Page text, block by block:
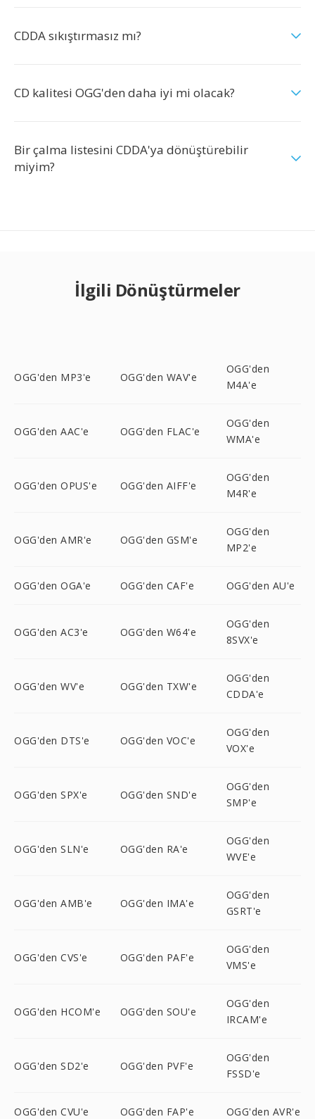
CDDA sıkıştırmasız mı?
CD kalitesi OGG'den daha iyi mi olacak?
Bir çalma listesini CDDA'ya dönüştürebilir
miyim?
İlgili Dönüştürmeler
OGG'den MP3'e OGG'den WAV'e
OGG'den
M4A'e
OGG'den AAC'e OGG'den FLAC'e
OGG'den
WMA'e
OGG'den OPUS'e OGG'den AIFF'e
OGG'den
M4R'e
OGG'den AMR'e OGG'den GSM'e
OGG'den
MP2'e
OGG'den OGA'e OGG'den CAF'e OGG'den AU'e
OGG'den AC3'e OGG'den W64'e
OGG'den
8SVX'e
OGG'den WV'e OGG'den TXW'e
OGG'den
CDDA'e
OGG'den DTS'e OGG'den VOC'e
OGG'den
VOX'e
OGG'den SPX'e OGG'den SND'e
OGG'den
SMP'e
OGG'den SLN'e OGG'den RA'e
OGG'den
WVE'e
OGG'den AMB'e OGG'den IMA'e
OGG'den
GSRT'e
OGG'den CVS'e OGG'den PAF'e
OGG'den
VMS'e
OGG'den HCOM'e OGG'den SOU'e
OGG'den
IRCAM'e
OGG'den SD2'e OGG'den PVF'e
OGG'den
FSSD'e
OGG'den CVU'e OGG'den FAP'e OGG'den AVR'e